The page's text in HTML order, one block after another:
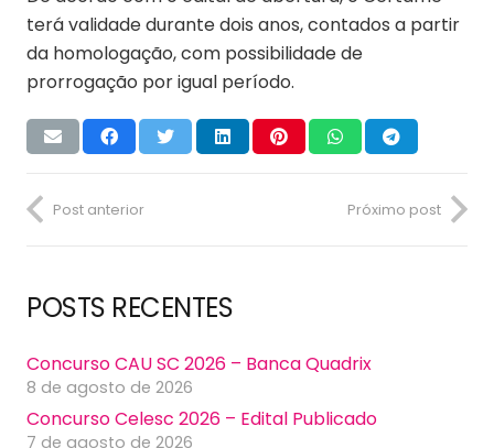
terá validade durante dois anos, contados a partir
da homologação, com possibilidade de
prorrogação por igual período.
Post anterior Próximo post
POSTS RECENTES
Concurso CAU SC 2026 – Banca Quadrix
8 de agosto de 2026
Concurso Celesc 2026 – Edital Publicado
7 de agosto de 2026